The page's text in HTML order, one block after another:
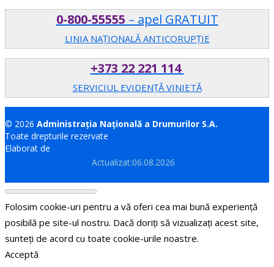
0-800-55555 – apel GRATUIT
LINIA NAȚIONALĂ ANTICORUPȚIE
+373 22 221 114
SERVICIUL EVIDENȚĂ VINIETĂ
© 2026 Administrația Națională a Drumurilor S.A.
Toate drepturile rezervate
Elaborat de
Actualizat:06.08.2026
Folosim cookie-uri pentru a vă oferi cea mai bună experiență
posibilă pe site-ul nostru. Dacă doriți să vizualizați acest site,
sunteți de acord cu toate cookie-urile noastre.
Acceptă